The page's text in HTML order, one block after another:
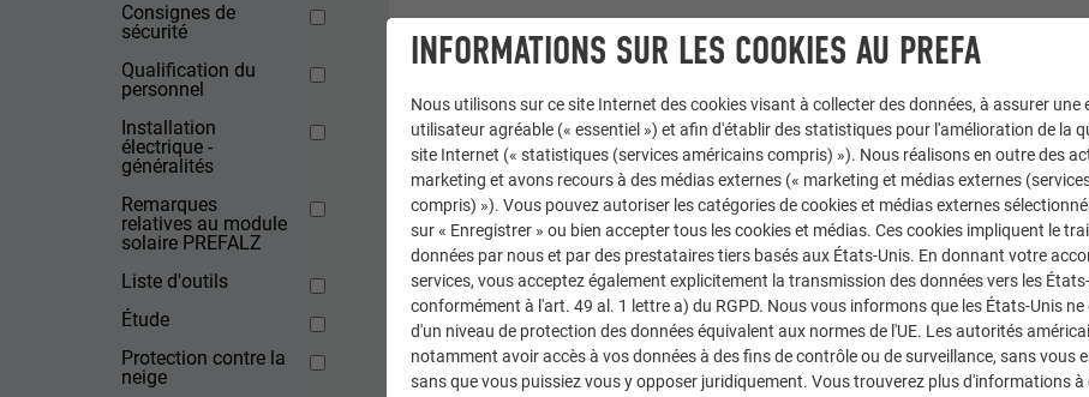
Consignes de
sécurité
Qualification du
personnel
Installation
électrique -
généralités
Remarques
relatives au module
solaire PREFALZ
Liste d'outils
Étude
Protection contre la
neige
INFORMATIONS SUR LES COOKIES AU PREFA
Nous utilisons sur ce site Internet des cookies visant à collecter des données, à assurer une
utilisateur agréable (« essentiel ») et afin d'établir des statistiques pour l'amélioration de la
site Internet (« statistiques (services américains compris) »). Nous réalisons en outre des
marketing et avons recours à des médias externes (« marketing et médias externes
compris) »). Vous pouvez autoriser les catégories de cookies et médias externes
sur « Enregistrer » ou bien accepter tous les cookies et médias. Ces cookies impliquent le
données par nous et par des prestataires tiers basés aux États-Unis. En donnant votre
services, vous acceptez également explicitement la transmission des données vers les
conformément à l'art. 49 al. 1 lettre a) du RGPD. Nous vous informons que les États-Unis
d'un niveau de protection des données équivalent aux normes de l'UE. Les autorités
notamment avoir accès à vos données à des fins de contrôle ou de surveillance, sans vous
sans que vous puissiez vous y opposer juridiquement. Vous trouverez plus d'informations à